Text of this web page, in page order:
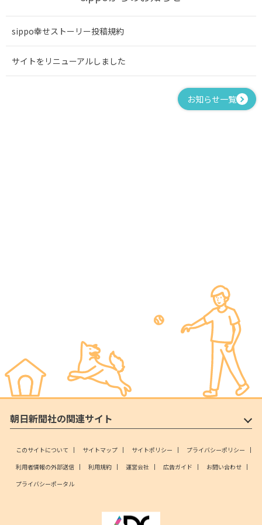
sippo幸せストーリー投稿規約
サイトをリニューアルしました
お知らせ一覧
朝日新聞社の関連サイト
このサイトについて サイトマップ サイトポリシー
プライバシーポリシー
利用者情報の外部送信
利用規約 運営会社 広告ガイド
お問い合わせ
プライバシーポータル